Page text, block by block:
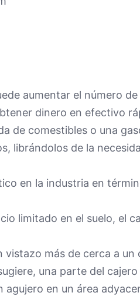
aumentar el número
dinero en efectivo
de comestibles o una
librándolos de la
en la industria en
limitado en el suelo, el
más de cerca a
una parte del
en un área